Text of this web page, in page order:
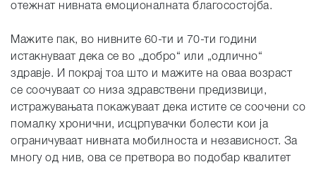
отежнат нивната емоционалната благосостојба.
Мажите пак, во нивните 60-ти и 70-ти години
истакнуваат дека се во „добро“ или „одлично“
здравје. И покрај тоа што и мажите на оваа возраст
се соочуваат со низа здравствени предизвици,
истражувањата покажуваат дека истите се соочени со
помалку хронични, исцрпувачки болести кои ја
ограничуваат нивната мобилноста и независност. За
многу од нив, ова се претвора во подобар квалитет